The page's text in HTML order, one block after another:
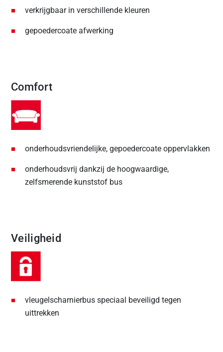
verkrijgbaar in verschillende kleuren
gepoedercoate afwerking
Comfort
onderhoudsvriendelijke, gepoedercoate oppervlakken
onderhoudsvrij dankzij de hoogwaardige,
zelfsmerende kunststof bus
Veiligheid
vleugelscharnierbus speciaal beveiligd tegen
uittrekken